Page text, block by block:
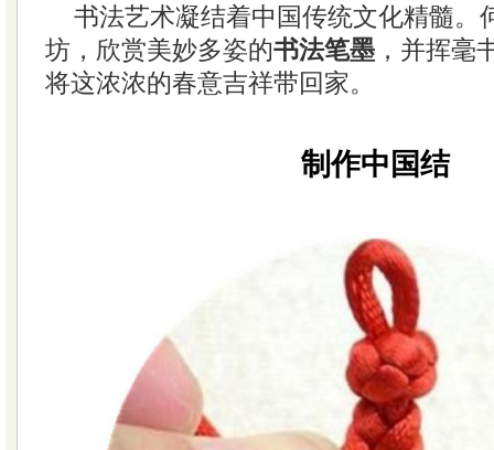
书法艺术凝结着中国传统文化精髓。
坊，欣赏美妙多姿的书法笔墨 ，并挥毫
将这浓浓的春意吉祥带回家。
制作中国结